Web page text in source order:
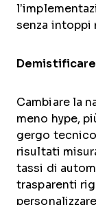
senza intoppi
Demistificare
Cambiare la
meno hype,
gergo
risultati
tassi di
trasparenti